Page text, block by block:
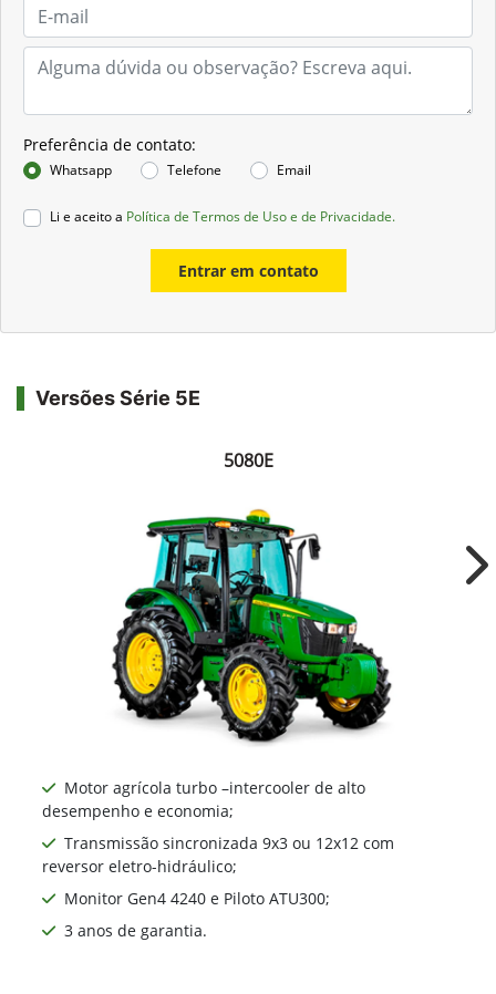
Preferência de contato:
Whatsapp Telefone Email
Li e aceito a Política de Termos de Uso e de Privacidade.
Entrar em contato
Versões Série 5E
5080E
Motor agrícola turbo –intercooler de alto
desempenho e economia;
Transmissão sincronizada 9x3 ou 12x12 com
reversor eletro-hidráulico;
Monitor Gen4 4240 e Piloto ATU300;
3 anos de garantia.